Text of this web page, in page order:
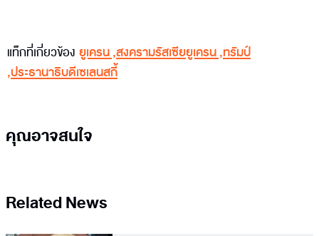
แท็กที่เกี่ยวข้อง ยูเครน,สงครามรัสเซียยูเครน,ทรัมป์
,ประธานาธิบดีเซเลนสกี้
คุณอาจสนใจ
Related News